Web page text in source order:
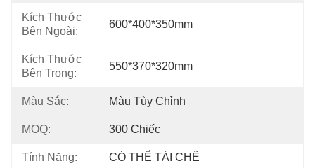
Kích Thước
Bên Ngoài:
600*400*350mm
Kích Thước
Bên Trong:
550*370*320mm
Màu Sắc: Màu Tùy Chỉnh
MOQ: 300 Chiếc
Tính Năng: CÓ THỂ TÁI CHẾ